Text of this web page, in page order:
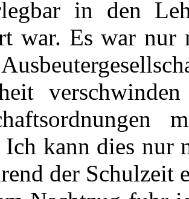
in den
war. Es war
kann dies nur
der Schulzeit